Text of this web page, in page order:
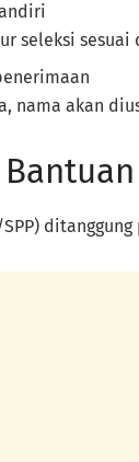
seleksi
nama akan